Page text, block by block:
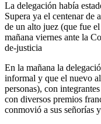
La delegación había
Supera ya el centenar de
de un alto juez (que fue
mañana viernes ante la
de-justicia
En la mañana la
informal y que el nuevo
personas), con
con diversos premios
conmovió a sus señorías